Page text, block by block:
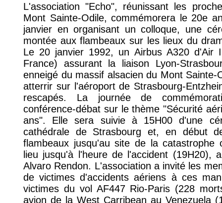
L'association "Echo", réunissant les
Mont Sainte-Odile, commémorera le 20e
janvier en organisant un colloque, une
montée aux flambeaux sur les lieux du
Le 20 janvier 1992, un Airbus A320 d'Air
France) assurant la liaison Lyon-
enneigé du massif alsacien du Mont
atterrir sur l'aéroport de Strasbourg-
rescapés. La journée de
conférence-débat sur le thème "Sécurité
ans". Elle sera suivie à 15H00 d'une
cathédrale de Strasbourg et, en début
flambeaux jusqu'au site de la catastrophe
lieu jusqu'à l'heure de l'accident (19H20),
Alvaro Rendon. L'association a invité les
de victimes d'accidents aériens à ces
victimes du vol AF447 Rio-Paris (228
avion de la West Carribean au Venezuela